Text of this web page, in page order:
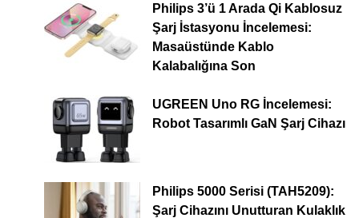
Philips 3’ü 1 Arada Qi Kablosuz
Şarj İstasyonu İncelemesi:
Masaüstünde Kablo
Kalabalığına Son
UGREEN Uno RG İncelemesi:
Robot Tasarımlı GaN Şarj Cihazı
Philips 5000 Serisi (TAH5209):
Şarj Cihazını Unutturan Kulaklık